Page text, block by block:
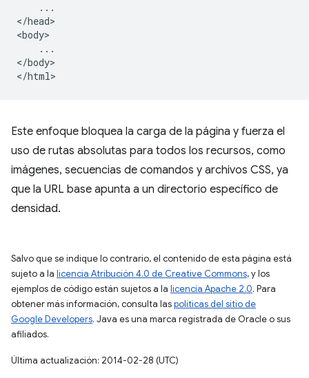
    ...
</head>
<body>
    ...
</body>
Este enfoque bloquea la carga de la página y fuerza el
uso de rutas absolutas para todos los recursos, como
imágenes, secuencias de comandos y archivos CSS, ya
que la URL base apunta a un directorio específico de
densidad.
Salvo que se indique lo contrario, el contenido de esta página está
sujeto a la licencia Atribución 4.0 de Creative Commons, y los
ejemplos de código están sujetos a la licencia Apache 2.0. Para
obtener más información, consulta laspolíticas del sitio de
Google Developers. Java es una marca registrada de Oracle o sus
afiliados.
Última actualización: 2014-02-28 (UTC)